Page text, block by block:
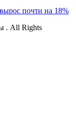
почти на 18%
. All Rights